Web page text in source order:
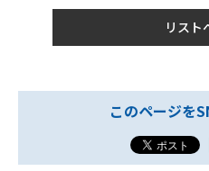
リスト
このページを